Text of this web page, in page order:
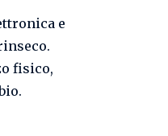
e
fisico,